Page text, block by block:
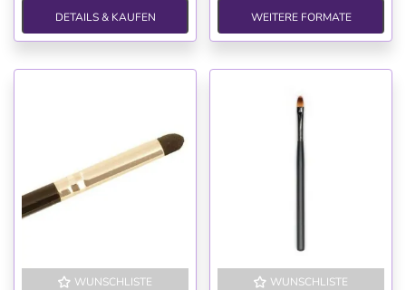
DETAILS & KAUFEN WEITERE FORMATE
WUNSCHLISTE
WUNSCHLISTE